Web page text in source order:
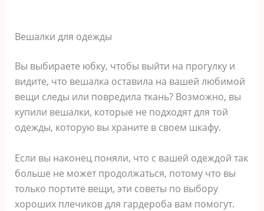
Вешалки для одежды
Вы выбираете юбку, чтобы выйти на прогулку и
видите, что вешалка оставила на вашей любимой
вещи следы или повредила ткань? Возможно, вы
купили вешалки, которые не подходят для той
одежды, которую вы храните в своем шкафу.
Если вы наконец поняли, что с вашей одеждой так
больше не может продолжаться, потому что вы
только портите вещи, эти советы по выбору
хороших плечиков для гардероба вам помогут.